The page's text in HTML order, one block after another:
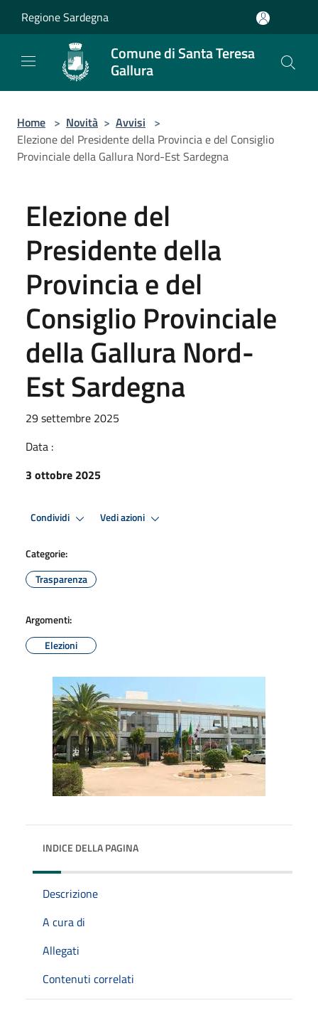
Regione Sardegna
Comune di Santa Teresa
Gallura
Home > Novità > Avvisi >
Elezione del Presidente della Provincia e del Consiglio
Provinciale della Gallura Nord-Est Sardegna
Elezione del
Presidente della
Provincia e del
Consiglio Provinciale
della Gallura Nord-
Est Sardegna
29 settembre 2025
Data :
3 ottobre 2025
Condividi Vedi azioni
Categorie:
Trasparenza
Argomenti:
Elezioni
INDICE DELLA PAGINA
Descrizione
A cura di
Allegati
Contenuti correlati